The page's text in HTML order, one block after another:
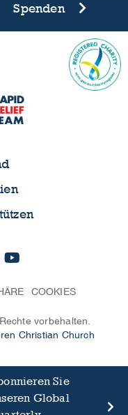
Spenden
COOKIES
vorbehalten.
Christian Church
Sie
Global